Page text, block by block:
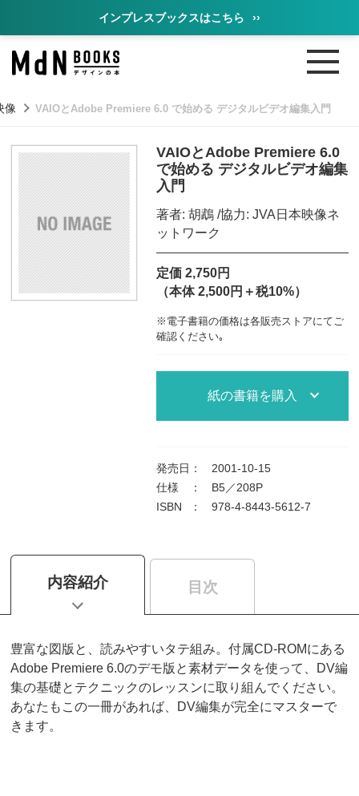
インプレスブックスはこちら ››
像 VAIOとAdobe Premiere 6.0 で始める デジタルビデオ編集入門
VAIOとAdobe Premiere 6.0
で始める デジタルビデオ編集
入門
著者: 胡鵡 /協力: JVA日本映像ネ
ットワーク
定価 2,750円
（本体 2,500円＋税10%）
※電子書籍の価格は各販売ストアにてご
確認ください｡
紙の書籍を購入
発売日 ：
2001-10-15
仕様
：
B5／208P
ISBN
： 978-4-8443-5612-7
内容紹介 目次
豊富な図版と、読みやすいタテ組み。付属CD-ROMにある
Adobe Premiere 6.0のデモ版と素材データを使って、DV編
集の基礎とテクニックのレッスンに取り組んでください。
あなたもこの一冊があれば、DV編集が完全にマスターで
きます。